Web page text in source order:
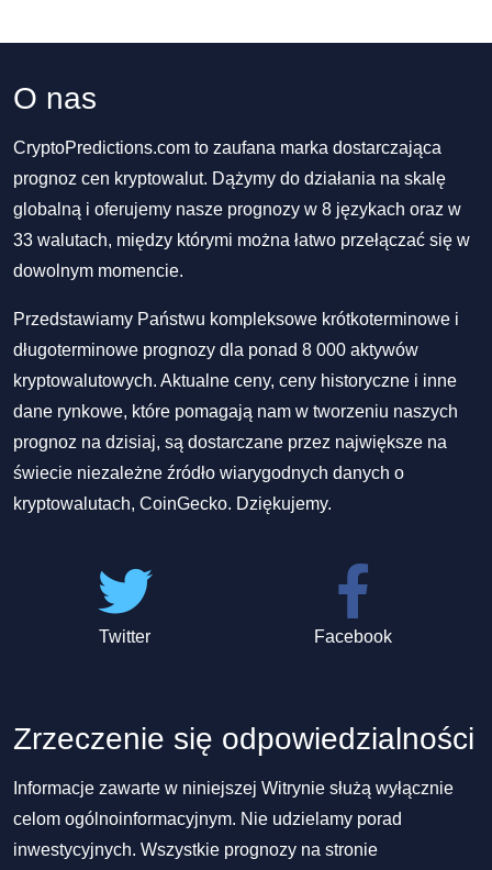
O nas
CryptoPredictions.com to zaufana marka dostarczająca
prognoz cen kryptowalut. Dążymy do działania na skalę
globalną i oferujemy nasze prognozy w 8 językach oraz w
33 walutach, między którymi można łatwo przełączać się w
dowolnym momencie.
Przedstawiamy Państwu kompleksowe krótkoterminowe i
długoterminowe prognozy dla ponad 8 000 aktywów
kryptowalutowych. Aktualne ceny, ceny historyczne i inne
dane rynkowe, które pomagają nam w tworzeniu naszych
prognoz na dzisiaj, są dostarczane przez największe na
świecie niezależne źródło wiarygodnych danych o
kryptowalutach, CoinGecko. Dziękujemy.
Twitter Facebook
Zrzeczenie się odpowiedzialności
Informacje zawarte w niniejszej Witrynie służą wyłącznie
celom ogólnoinformacyjnym. Nie udzielamy porad
inwestycyjnych. Wszystkie prognozy na stronie